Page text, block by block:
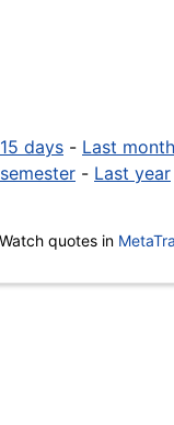
days - Last month
- Last year
Watch quotes in